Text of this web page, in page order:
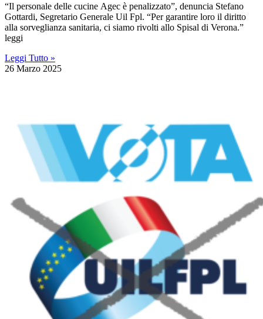
“Il personale delle cucine Agec è penalizzato”, denuncia Stefano
Gottardi, Segretario Generale Uil Fpl. “Per garantire loro il diritto
alla sorveglianza sanitaria, ci siamo rivolti allo Spisal di Verona.”
leggi
Leggi Tutto »
26 Marzo 2025